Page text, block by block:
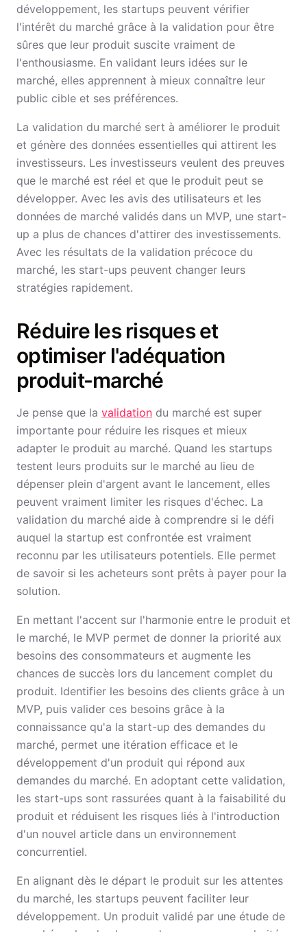
développement, les startups peuvent vérifier
l'intérêt du marché grâce à la validation pour être
sûres que leur produit suscite vraiment de
l'enthousiasme. En validant leurs idées sur le
marché, elles apprennent à mieux connaître leur
public cible et ses préférences.
La validation du marché sert à améliorer le produit
et génère des données essentielles qui attirent les
investisseurs. Les investisseurs veulent des preuves
que le marché est réel et que le produit peut se
développer. Avec les avis des utilisateurs et les
données de marché validés dans un MVP, une start-
up a plus de chances d'attirer des investissements.
Avec les résultats de la validation précoce du
marché, les start-ups peuvent changer leurs
stratégies rapidement.
Réduire les risques et
optimiser l'adéquation
produit-marché
Je pense que la validation du marché est super
importante pour réduire les risques et mieux
adapter le produit au marché. Quand les startups
testent leurs produits sur le marché au lieu de
dépenser plein d'argent avant le lancement, elles
peuvent vraiment limiter les risques d'échec. La
validation du marché aide à comprendre si le défi
auquel la startup est confrontée est vraiment
reconnu par les utilisateurs potentiels. Elle permet
de savoir si les acheteurs sont prêts à payer pour la
solution.
En mettant l'accent sur l'harmonie entre le produit et
le marché, le MVP permet de donner la priorité aux
besoins des consommateurs et augmente les
chances de succès lors du lancement complet du
produit. Identifier les besoins des clients grâce à un
MVP, puis valider ces besoins grâce à la
connaissance qu'a la start-up des demandes du
marché, permet une itération efficace et le
développement d'un produit qui répond aux
demandes du marché. En adoptant cette validation,
les start-ups sont rassurées quant à la faisabilité du
produit et réduisent les risques liés à l'introduction
d'un nouvel article dans un environnement
concurrentiel.
En alignant dès le départ le produit sur les attentes
du marché, les startups peuvent faciliter leur
développement. Un produit validé par une étude de